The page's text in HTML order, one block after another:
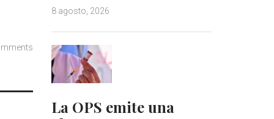
8 agosto, 2026
La OPS emite una